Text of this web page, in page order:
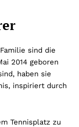
sind die
2014 geboren
haben sie
inspiriert durch
Tennisplatz zu